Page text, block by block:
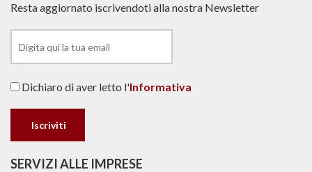
Resta aggiornato iscrivendoti alla nostra Newsletter
Dichiaro di aver letto l'Informativa
SERVIZI ALLE IMPRESE